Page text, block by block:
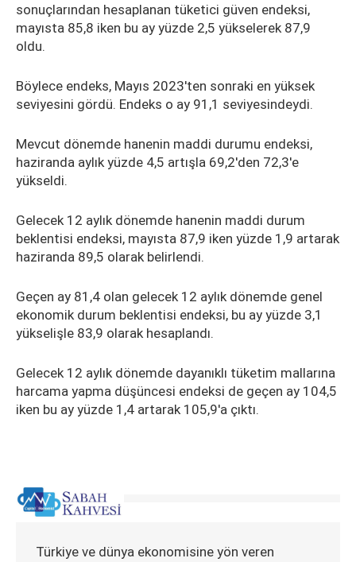
sonuçlarından hesaplanan tüketici güven endeksi,
mayısta 85,8 iken bu ay yüzde 2,5 yükselerek 87,9
oldu.
Böylece endeks, Mayıs 2023'ten sonraki en yüksek
seviyesini gördü. Endeks o ay 91,1 seviyesindeydi.
Mevcut dönemde hanenin maddi durumu endeksi,
haziranda aylık yüzde 4,5 artışla 69,2'den 72,3'e
yükseldi.
Gelecek 12 aylık dönemde hanenin maddi durum
beklentisi endeksi, mayısta 87,9 iken yüzde 1,9 artarak
haziranda 89,5 olarak belirlendi.
Geçen ay 81,4 olan gelecek 12 aylık dönemde genel
ekonomik durum beklentisi endeksi, bu ay yüzde 3,1
yükselişle 83,9 olarak hesaplandı.
Gelecek 12 aylık dönemde dayanıklı tüketim mallarına
harcama yapma düşüncesi endeksi de geçen ay 104,5
iken bu ay yüzde 1,4 artarak 105,9'a çıktı.
Türkiye ve dünya ekonomisine yön veren